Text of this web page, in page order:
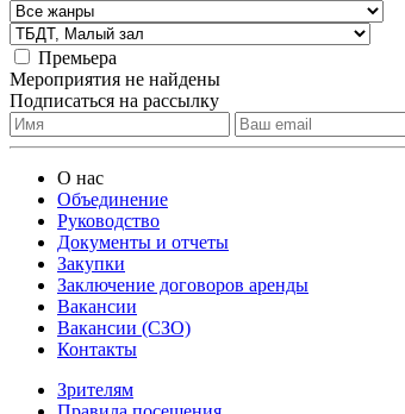
Премьера
Мероприятия не найдены
Подписаться на рассылку
О нас
Объединение
Руководство
Документы и отчеты
Закупки
Заключение договоров аренды
Вакансии
Вакансии (СЗО)
Контакты
Зрителям